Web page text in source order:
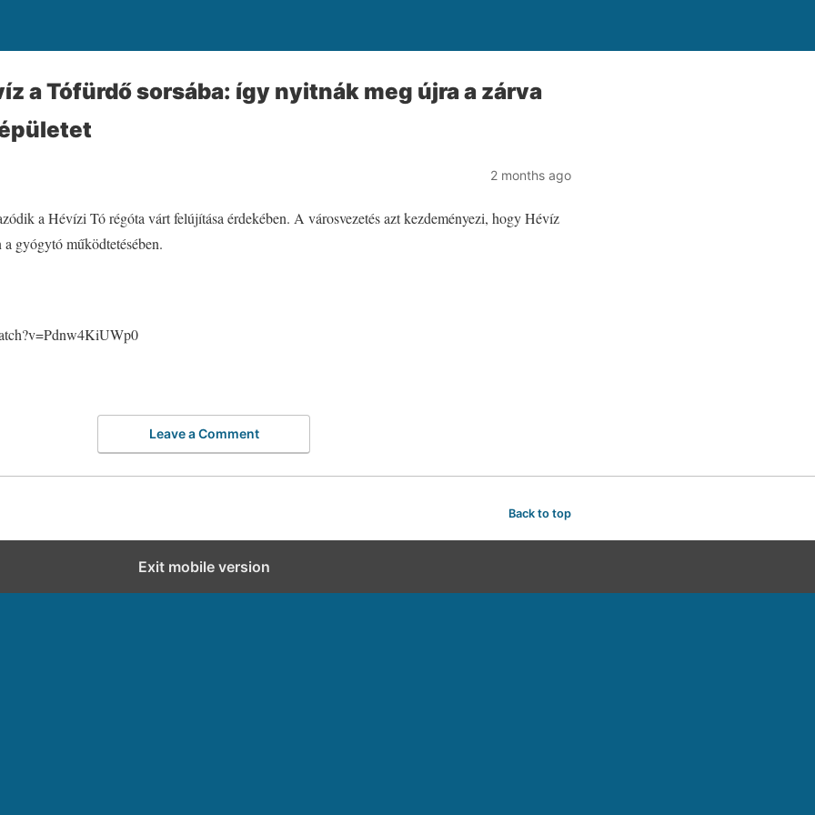
a Tófürdő sorsába: így nyitnák meg újra a zárva
2 months ago
a Hévízi Tó régóta várt felújítása érdekében. A városvezetés azt kezdeményezi, hogy Hévíz
gyógytó működtetésében.
Leave a Comment
Back to top
Exit mobile version